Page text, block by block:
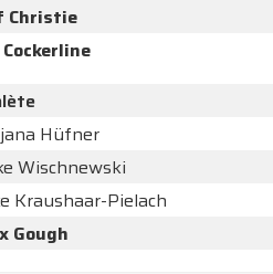
Christie
Hüfner
Wischnewski
Kraushaar-Pielach
Gough